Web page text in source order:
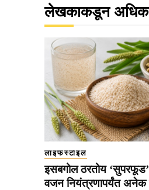
लेखकाकडून अधिक
लाइफस्टाइल
इसबगोल ठरतोय
वजन नियंत्रणापर्यंत अनेक